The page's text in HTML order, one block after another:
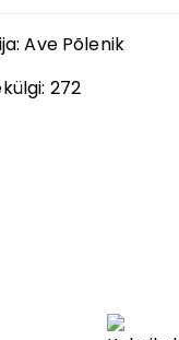
:Ave Põlenik
272